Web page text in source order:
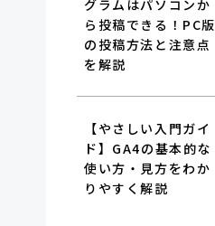
グラムはパソコンか
ら投稿できる！PC版
の投稿方法と注意点
を解説
【やさしい入門ガイ
ド】GA4の基本的な
使い方・見方をわか
りやすく解説